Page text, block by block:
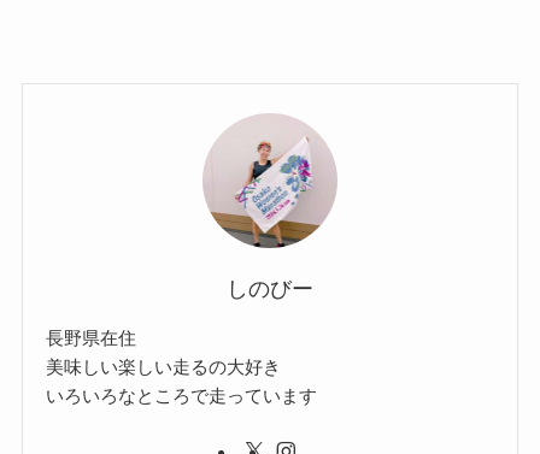
しのびー
長野県在住
美味しい楽しい走るの大好き
いろいろなところで走っています